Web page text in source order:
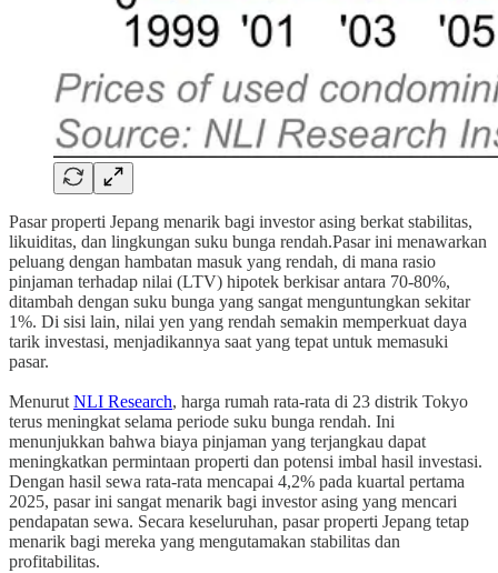
Pasar properti Jepang menarik bagi investor asing berkat stabilitas,
likuiditas, dan lingkungan suku bunga rendah.Pasar ini menawarkan
peluang dengan hambatan masuk yang rendah, di mana rasio
pinjaman terhadap nilai (LTV) hipotek berkisar antara 70-80%,
ditambah dengan suku bunga yang sangat menguntungkan sekitar
1%. Di sisi lain, nilai yen yang rendah semakin memperkuat daya
tarik investasi, menjadikannya saat yang tepat untuk memasuki
pasar.
MenurutNLI Research, harga rumah rata-rata di 23 distrik Tokyo
terus meningkat selama periode suku bunga rendah. Ini
menunjukkan bahwa biaya pinjaman yang terjangkau dapat
meningkatkan permintaan properti dan potensi imbal hasil investasi.
Dengan hasil sewa rata-rata mencapai 4,2% pada kuartal pertama
2025, pasar ini sangat menarik bagi investor asing yang mencari
pendapatan sewa. Secara keseluruhan, pasar properti Jepang tetap
menarik bagi mereka yang mengutamakan stabilitas dan
profitabilitas.